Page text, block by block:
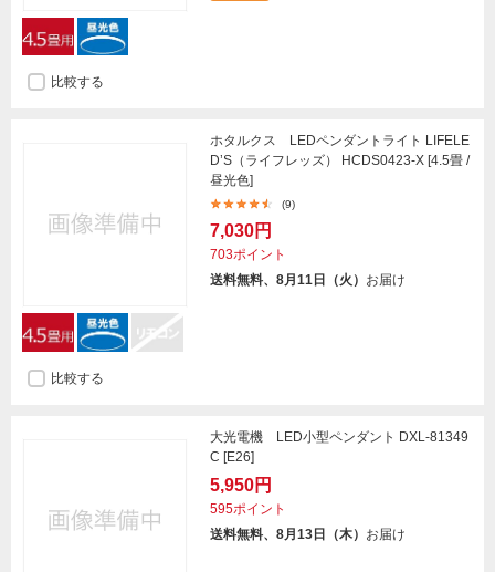
比較する
ホタルクス LEDペンダントライト LIFELE
D’S（ライフレッズ） HCDS0423-X [4.5畳 /
昼光色]
(9)
7,030円
703ポイント
送料無料、8月11日（火） お届け
比較する
大光電機 LED小型ペンダント DXL-81349
C [E26]
5,950円
595ポイント
送料無料、8月13日（木） お届け